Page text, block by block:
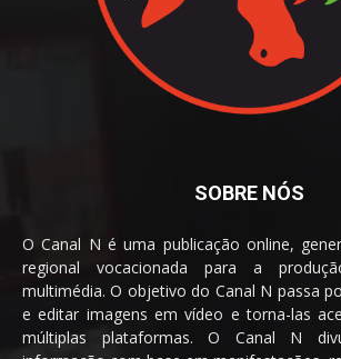
SOBRE NÓS
O Canal N é uma publicação online,
regional vocacionada para a
multimédia. O objetivo do Canal N passa
e editar imagens em vídeo e torna-las
múltiplas plataformas. O Canal N